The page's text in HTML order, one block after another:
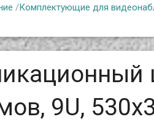
/Комплектующие для
9U,